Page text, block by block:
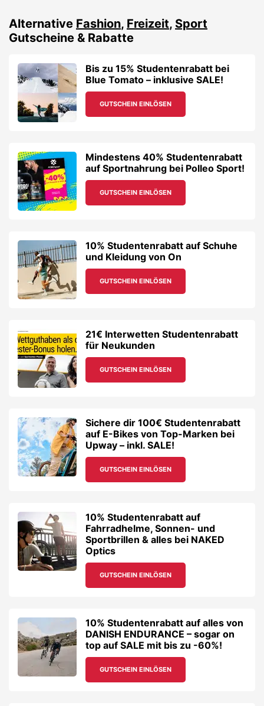
Alternative Fashion, Freizeit, Sport
Gutscheine & Rabatte
Bis zu 15% Studentenrabatt bei
Blue Tomato – inklusive SALE!
GUTSCHEIN EINLÖSEN
Mindestens 40% Studentenrabatt
auf Sportnahrung bei Polleo Sport!
GUTSCHEIN EINLÖSEN
10% Studentenrabatt auf Schuhe
und Kleidung von On
GUTSCHEIN EINLÖSEN
21€ Interwetten Studentenrabatt
für Neukunden
GUTSCHEIN EINLÖSEN
Sichere dir 100€ Studentenrabatt
auf E-Bikes von Top-Marken bei
Upway – inkl. SALE!
GUTSCHEIN EINLÖSEN
10% Studentenrabatt auf
Fahrradhelme, Sonnen- und
Sportbrillen & alles bei NAKED
Optics
GUTSCHEIN EINLÖSEN
10% Studentenrabatt auf alles von
DANISH ENDURANCE – sogar on
top auf SALE mit bis zu -60%!
GUTSCHEIN EINLÖSEN